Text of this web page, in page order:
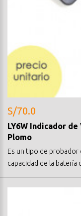
S/70.0
LY6W Indicador
Plomo
Es un tipo de probador
capacidad de la batería